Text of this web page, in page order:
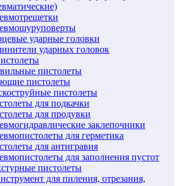
ударные головки
ударных головок
пистолеты
пистолеты
пистолеты
для подкачки
для продувки
заклепочники
для герметика
для антигравия
для заполнения пустот
пистолеты
для пиления, отрезания,